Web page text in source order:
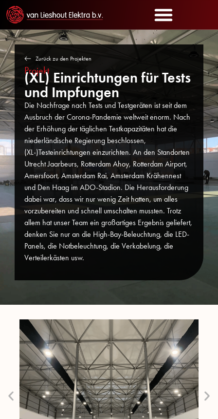
Zurück zu den Projekten
Projekt
(XL) Einrichtungen für Tests
und Impfungen
Die Nachfrage nach Tests und Testgeräten ist seit dem
Ausbruch der Corona-Pandemie weltweit enorm. Nach
der Erhöhung der täglichen Testkapazitäten hat die
niederländische Regierung beschlossen,
(XL-)Testeinrichtungen einzurichten. An den Standorten
Utrecht Jaarbeurs, Rotterdam Ahoy, Rotterdam Airport,
Amersfoort, Amsterdam Rai, Amsterdam Krähennest
und Den Haag im ADO-Stadion. Die Herausforderung
dabei war, dass wir nur wenig Zeit hatten, um alles
vorzubereiten und schnell umschalten mussten. Trotz
allem hat unser Team ein großartiges Ergebnis geliefert,
denken Sie nur an die High-Bay-Beleuchtung, die LED-
Panels, die Notbeleuchtung, die Verkabelung, die
Verteilerkästen usw.